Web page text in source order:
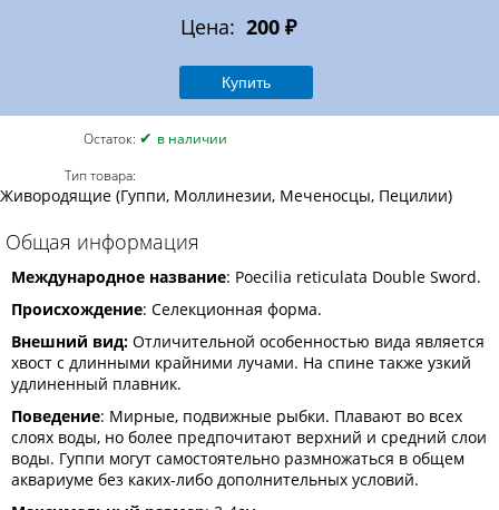
Цена: 200 ₽
Остаток: ✔ в наличии
Тип товара:
Живородящие (Гуппи, Моллинезии, Меченосцы, Пецилии)
Общая информация
Международное название: Poecilia reticulata Double Sword.
Происхождение: Селекционная форма.
Внешний вид: Отличительной особенностью вида является
хвост с длинными крайними лучами. На спине также узкий
удлиненный плавник.
Поведение: Мирные, подвижные рыбки. Плавают во всех
слоях воды, но более предпочитают верхний и средний слои
воды. Гуппи могут самостоятельно размножаться в общем
аквариуме без каких-либо дополнительных условий.